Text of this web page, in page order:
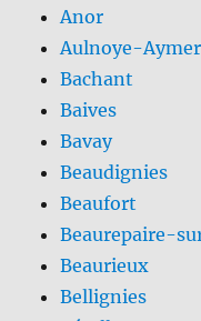
Anor
Aulnoye-
Bachant
Baives
Bavay
Beaudignies
Beaufort
Beaurepaire-
Beaurieux
Bellignies